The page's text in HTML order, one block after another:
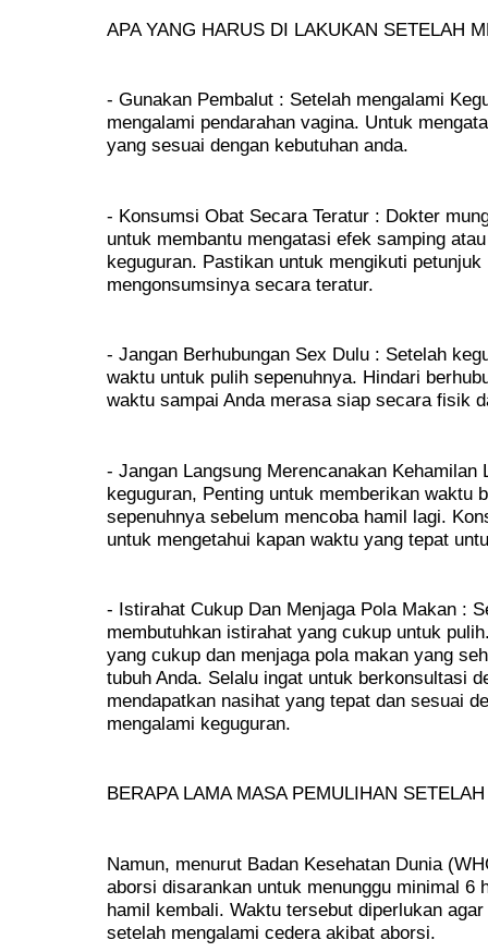
APA YANG HARUS DI LAKUKAN SETELAH
- Gunakan Pembalut : Setelah mengalami
mengalami pendarahan vagina. Untuk
yang sesuai dengan kebutuhan anda.
- Konsumsi Obat Secara Teratur : Dokter
untuk membantu mengatasi efek samping
keguguran. Pastikan untuk mengikuti
mengonsumsinya secara teratur.
- Jangan Berhubungan Sex Dulu : Setelah
waktu untuk pulih sepenuhnya. Hindari
waktu sampai Anda merasa siap secara fisik
- Jangan Langsung Merencanakan Kehamilan
keguguran, Penting untuk memberikan waktu
sepenuhnya sebelum mencoba hamil lagi.
untuk mengetahui kapan waktu yang tepat
- Istirahat Cukup Dan Menjaga Pola Makan :
membutuhkan istirahat yang cukup untuk
yang cukup dan menjaga pola makan yang
tubuh Anda. Selalu ingat untuk berkonsultasi
mendapatkan nasihat yang tepat dan sesuai
mengalami keguguran.
BERAPA LAMA MASA PEMULIHAN
Namun, menurut Badan Kesehatan Dunia
aborsi disarankan untuk menunggu minimal 6
hamil kembali. Waktu tersebut diperlukan
setelah mengalami cedera akibat aborsi.